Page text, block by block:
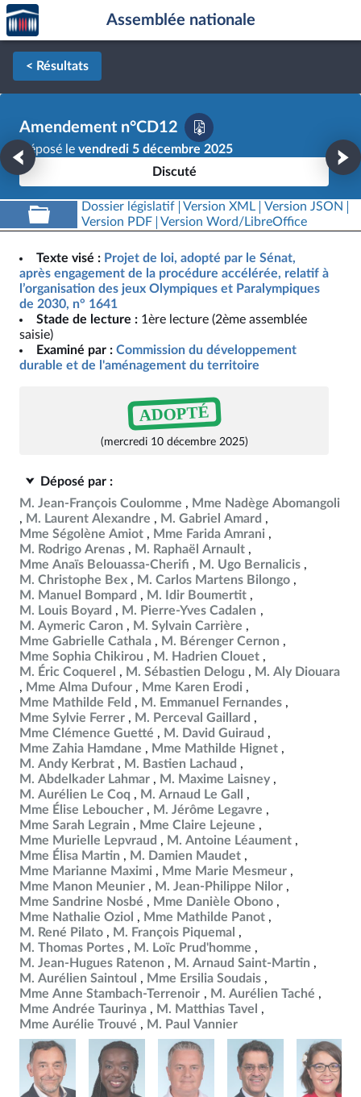
Aller au contenu
Aller en bas de la page
Accèder
à la
page
d'accueil
Assemblée nationale
< Résultats
Amendement n°CD12
Déposé le vendredi 5 décembre 2025
Discuté
Dossier législatif Version XML
Version JSON
Version PDF
Version Word/LibreOffice
Texte visé : Projet de loi, adopté par le Sénat,
après engagement de la procédure accélérée, relatif à
l’organisation des jeux Olympiques et Paralympiques
de 2030, n° 1641
Stade de lecture : 1ère lecture (2ème assemblée
saisie)
Examiné par : Commission du développement
durable et de l'aménagement du territoire
ADOPTÉ
(mercredi 10 décembre 2025)
Déposé par :
M. Jean-François Coulomme
Mme Nadège Abomangoli
M. Laurent Alexandre
M. Gabriel Amard
Mme Ségolène Amiot
Mme Farida Amrani
M. Rodrigo Arenas
M. Raphaël Arnault
Mme Anaïs Belouassa-Cherifi
M. Ugo Bernalicis
M. Christophe Bex
M. Carlos Martens Bilongo
M. Manuel Bompard
M. Idir Boumertit
M. Louis Boyard
M. Pierre-Yves Cadalen
M. Aymeric Caron
M. Sylvain Carrière
Mme Gabrielle Cathala
M. Bérenger Cernon
Mme Sophia Chikirou
M. Hadrien Clouet
M. Éric Coquerel
M. Sébastien Delogu
M. Aly Diouara
Mme Alma Dufour
Mme Karen Erodi
Mme Mathilde Feld
M. Emmanuel Fernandes
Mme Sylvie Ferrer
M. Perceval Gaillard
Mme Clémence Guetté
M. David Guiraud
Mme Zahia Hamdane
Mme Mathilde Hignet
M. Andy Kerbrat
M. Bastien Lachaud
M. Abdelkader Lahmar
M. Maxime Laisney
M. Aurélien Le Coq
M. Arnaud Le Gall
Mme Élise Leboucher
M. Jérôme Legavre
Mme Sarah Legrain
Mme Claire Lejeune
Mme Murielle Lepvraud
M. Antoine Léaument
Mme Élisa Martin
M. Damien Maudet
Mme Marianne Maximi
Mme Marie Mesmeur
Mme Manon Meunier
M. Jean-Philippe Nilor
Mme Sandrine Nosbé
Mme Danièle Obono
Mme Nathalie Oziol
Mme Mathilde Panot
M. René Pilato
M. François Piquemal
M. Thomas Portes
M. Loïc Prud'homme
M. Jean-Hugues Ratenon
M. Arnaud Saint-Martin
M. Aurélien Saintoul
Mme Ersilia Soudais
Mme Anne Stambach-Terrenoir
M. Aurélien Taché
Mme Andrée Taurinya
M. Matthias Tavel
Mme Aurélie Trouvé
M. Paul Vannier